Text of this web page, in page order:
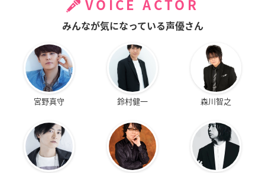
VOICE ACTOR
みんなが気になっている声優さん
宮野真守 鈴村健一 森川智之